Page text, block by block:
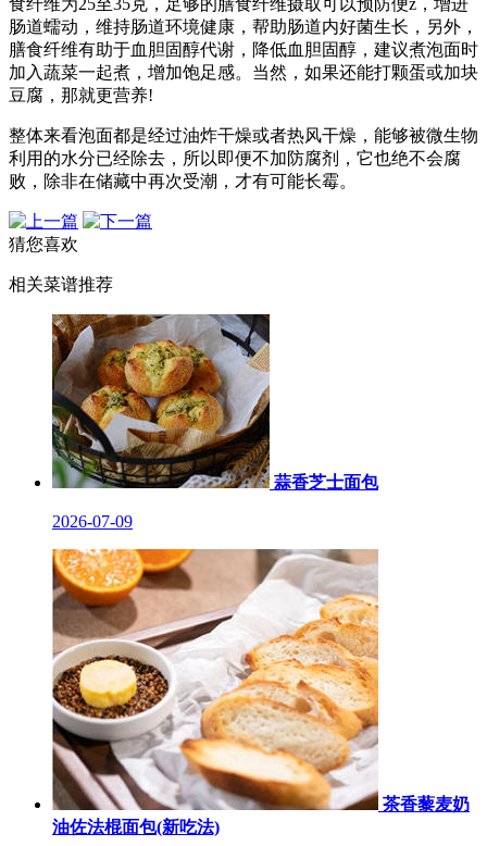
肠道蠕动，维持肠道环境健康，帮助肠道内好菌生长，另外，
膳食纤维有助于血胆固醇代谢，降低血胆固醇，建议煮泡面时
加入蔬菜一起煮，增加饱足感。当然，如果还能打颗蛋或加块
豆腐，那就更营养!
整体来看泡面都是经过油炸干燥或者热风干燥，能够被微生物
利用的水分已经除去，所以即便不加防腐剂，它也绝不会腐
败，除非在储藏中再次受潮，才有可能长霉。
猜您喜欢
相关菜谱推荐
蒜香芝士面包
2026-07-09
茶香藜麦奶
油佐法棍面包(新吃法)